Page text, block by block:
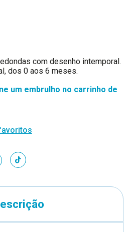
com desenho intemporal.
dos 0 aos 6 meses.
um embrulho no carrinho de